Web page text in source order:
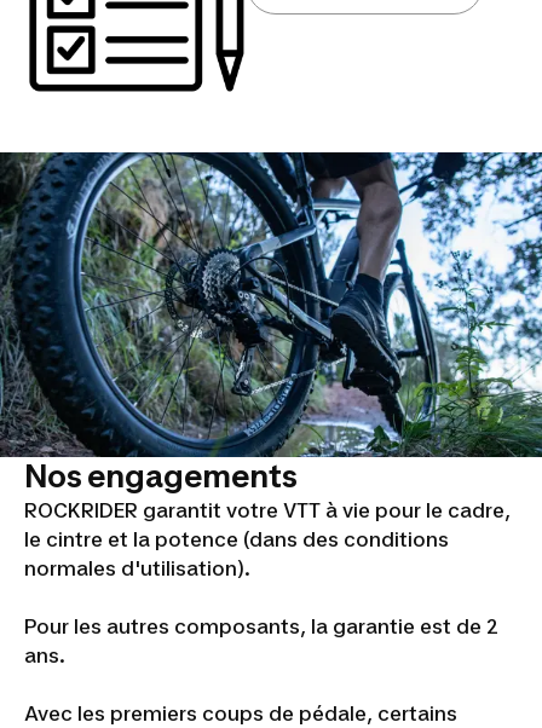
Nos engagements
ROCKRIDER garantit votre VTT à vie pour le cadre,
le cintre et la potence (dans des conditions
normales d'utilisation).
Pour les autres composants, la garantie est de 2
ans.
Avec les premiers coups de pédale, certains